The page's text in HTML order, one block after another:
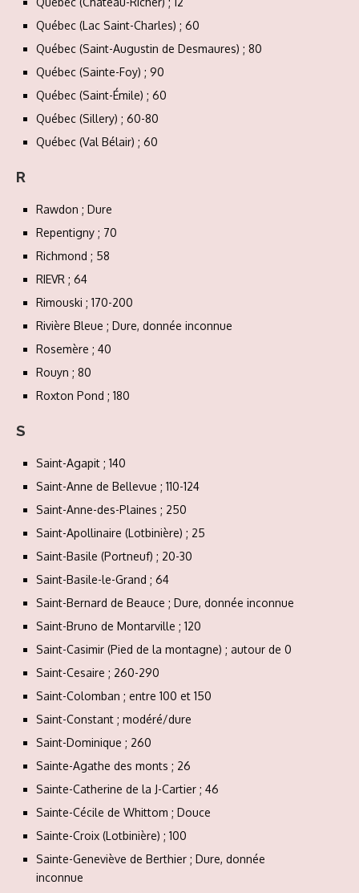
Québec (Lac Saint-Charles) ; 60
Québec (Saint-Augustin de Desmaures) ; 80
Québec (Sainte-Foy) ; 90
Québec (Saint-Émile) ; 60
Québec (Sillery) ; 60-80
Québec (Val Bélair) ; 60
R
Rawdon ; Dure
Repentigny ; 70
Richmond ; 58
RIEVR ; 64
Rimouski ; 170-200
Rivière Bleue ; Dure, donnée inconnue
Rosemère ; 40
Rouyn ; 80
Roxton Pond ; 180
S
Saint-Agapit ; 140
Saint-Anne de Bellevue ; 110-124
Saint-Anne-des-Plaines ; 250
Saint-Apollinaire (Lotbinière) ; 25
Saint-Basile (Portneuf) ; 20-30
Saint-Basile-le-Grand ; 64
Saint-Bernard de Beauce ; Dure, donnée inconnue
Saint-Bruno de Montarville ; 120
Saint-Casimir (Pied de la montagne) ; autour de 0
Saint-Cesaire ; 260-290
Saint-Colomban ; entre 100 et 150
Saint-Constant ; modéré/dure
Saint-Dominique ; 260
Sainte-Agathe des monts ; 26
Sainte-Catherine de la J-Cartier ; 46
Sainte-Cécile de Whittom ; Douce
Sainte-Croix (Lotbinière) ; 100
Sainte-Geneviève de Berthier ; Dure, donnée
inconnue